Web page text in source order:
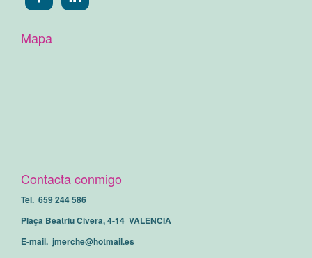
Mapa
Contacta conmigo
Tel. 659 244 586
Plaça Beatriu Civera, 4-14 VALENCIA
E-mail. jmerche@hotmail.es